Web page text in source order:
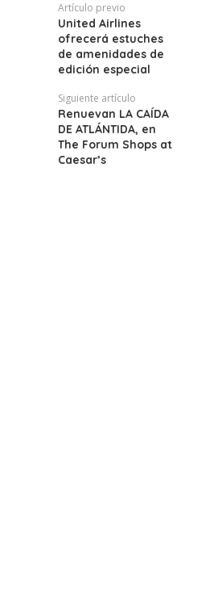
Artículo previo
United Airlines
ofrecerá estuches
de amenidades de
edición especial
Siguiente artículo
Renuevan LA CAÍDA
DE ATLÁNTIDA, en
The Forum Shops at
Caesar’s